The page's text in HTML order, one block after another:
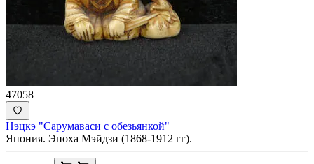
47058
Нэцкэ "Сарумаваси с обезьянкой"
Япония. Эпоха Мэйдзи (1868-1912 гг).